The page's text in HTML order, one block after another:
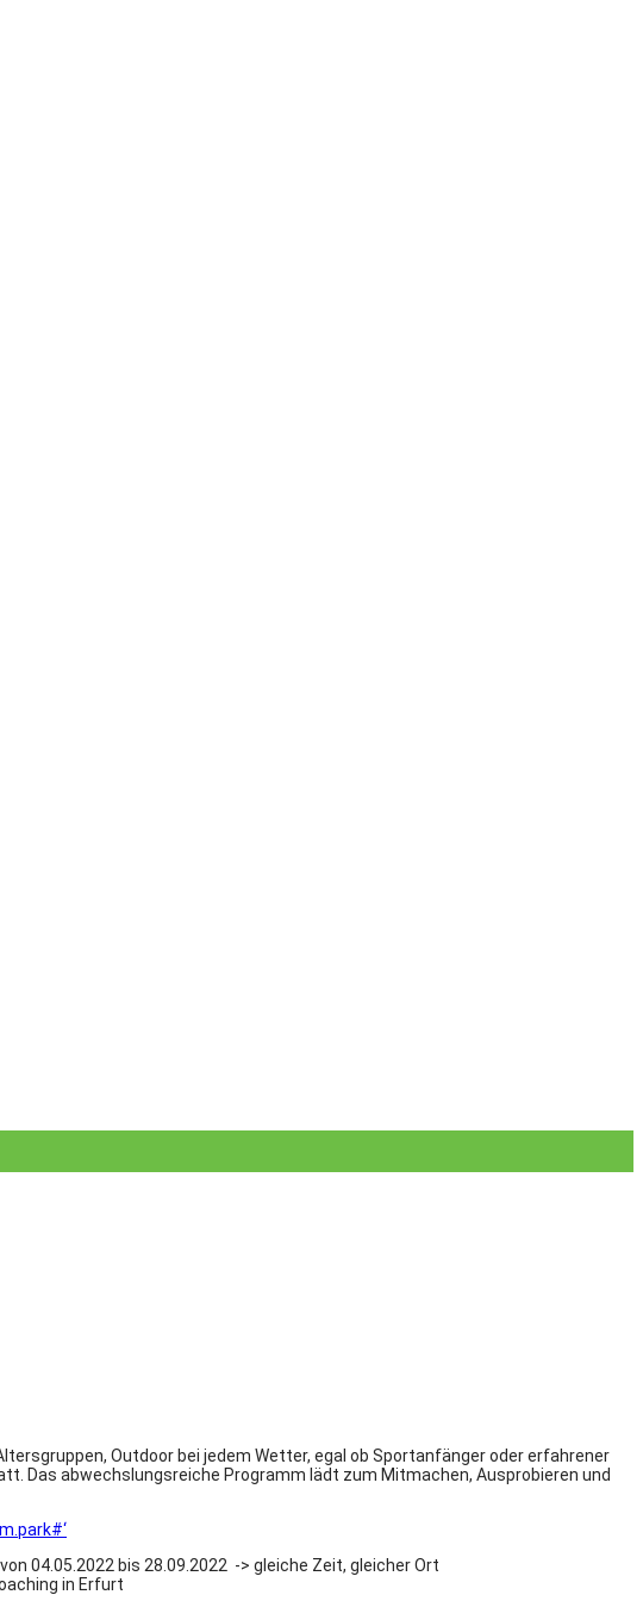
Outdoor bei jedem Wetter, egal ob Sportanfänger oder erfahrener
Das abwechslungsreiche Programm lädt zum Mitmachen, Ausprobieren und
04.05.2022 bis 28.09.2022 -> gleiche Zeit, gleicher Ort
in Erfurt